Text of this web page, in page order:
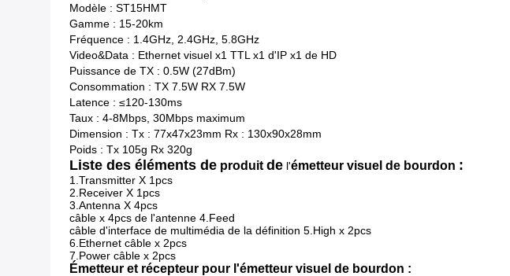
Modèle : ST15HMT
Gamme : 15-20km
Fréquence : 1.4GHz, 2.4GHz, 5.8GHz
Video&Data : Ethernet visuel x1 TTL x1 d'IP x1 de HD
Puissance de TX : 0.5W (27dBm)
Consommation : TX 7.5W RX 7.5W
Latence : ≤120-130ms
Taux : 4-8Mbps, 30Mbps maximum
Dimension : Tx : 77x47x23mm Rx : 130x90x28mm
Poids : Tx 105g Rx 320g
Liste des éléments de produit de l'émetteur visuel de bourdon :
1.Transmitter X 1pcs
2.Receiver X 1pcs
3.Antenna X 4pcs
câble x 4pcs de l'antenne 4.Feed
câble d'interface de multimédia de la définition 5.High x 2pcs
6.Ethernet câble x 2pcs
7.Power câble x 2pcs
Émetteur et récepteur pour l'émetteur visuel de bourdon :